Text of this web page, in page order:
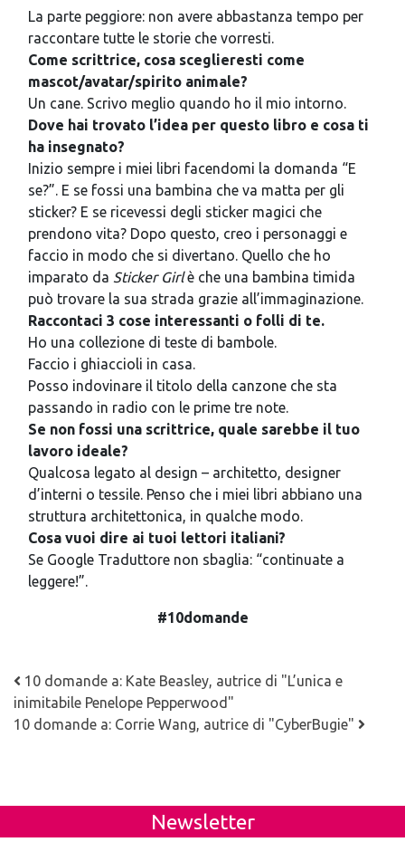
La parte peggiore: non avere abbastanza tempo per
raccontare tutte le storie che vorresti.
Come scrittrice, cosa sceglieresti come
mascot/avatar/spirito animale?
Un cane. Scrivo meglio quando ho il mio intorno.
Dove hai trovato l’idea per questo libro e cosa ti
ha insegnato?
Inizio sempre i miei libri facendomi la domanda “E
se?”. E se fossi una bambina che va matta per gli
sticker? E se ricevessi degli sticker magici che
prendono vita? Dopo questo, creo i personaggi e
faccio in modo che si divertano. Quello che ho
imparato da Sticker Girlè che una bambina timida
può trovare la sua strada grazie all’immaginazione.
Raccontaci 3 cose interessanti o folli di te.
Ho una collezione di teste di bambole.
Faccio i ghiaccioli in casa.
Posso indovinare il titolo della canzone che sta
passando in radio con le prime tre note.
Se non fossi una scrittrice, quale sarebbe il tuo
lavoro ideale?
Qualcosa legato al design – architetto, designer
d’interni o tessile. Penso che i miei libri abbiano una
struttura architettonica, in qualche modo.
Cosa vuoi dire ai tuoi lettori italiani?
Se Google Traduttore non sbaglia: “continuate a
leggere!”.
#10domande
Navigazione articoli
10 domande a: Kate Beasley, autrice di "L’unica e
inimitabile Penelope Pepperwood"
10 domande a: Corrie Wang, autrice di "CyberBugie"
Newsletter